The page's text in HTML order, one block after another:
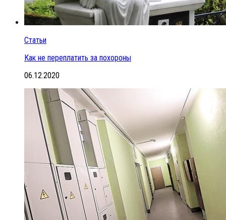
Статьи
Как не переплатить за похороны
06.12.2020